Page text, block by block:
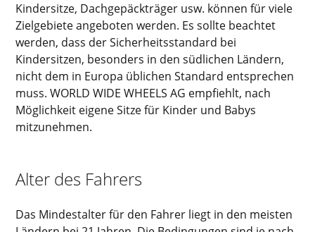
Kindersitze, Dachgepäckträger usw. können für viele
Zielgebiete angeboten werden. Es sollte beachtet
werden, dass der Sicherheitsstandard bei
Kindersitzen, besonders in den südlichen Ländern,
nicht dem in Europa üblichen Standard entsprechen
muss. WORLD WIDE WHEELS AG empfiehlt, nach
Möglichkeit eigene Sitze für Kinder und Babys
mitzunehmen.
Alter des Fahrers
Das Mindestalter für den Fahrer liegt in den meisten